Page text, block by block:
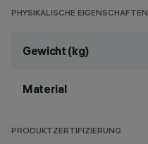
PHYSIKALISCHE EIGENSCHAFTEN
Gewicht (kg)
Material
PRODUKTZERTIFIZIERUNG